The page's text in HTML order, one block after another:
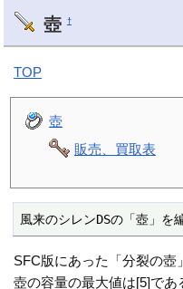
壺 †
TOP
壺
販売、買取表
風来のシレンDSの「壺」
SFC版にあった「分裂の壺
壺の容量の最大値は[5]で